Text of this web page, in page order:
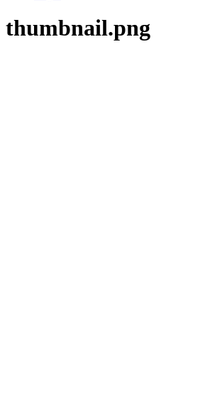
thumbnail.png